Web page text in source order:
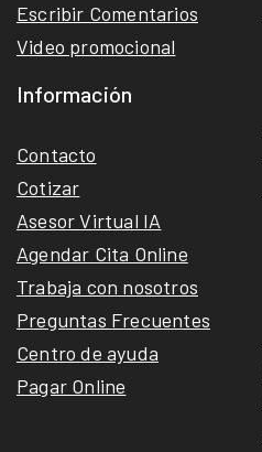
Escribir Comentarios
Video promocional
Información
Contacto
Cotizar
Asesor Virtual IA
Agendar Cita Online
Trabaja con nosotros
Preguntas Frecuentes
Centro de ayuda
Pagar Online